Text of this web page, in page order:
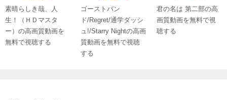
素晴らしき哉、人
生！（ＨＤマスタ
ー）の高画質動画を
無料で視聴する
ゴーストバン
ド/Regret/通学ダッシ
ュ!/Starry Nightの高画
質動画を無料で視聴
する
君の名は 第二部の高
画質動画を無料で視
聴する